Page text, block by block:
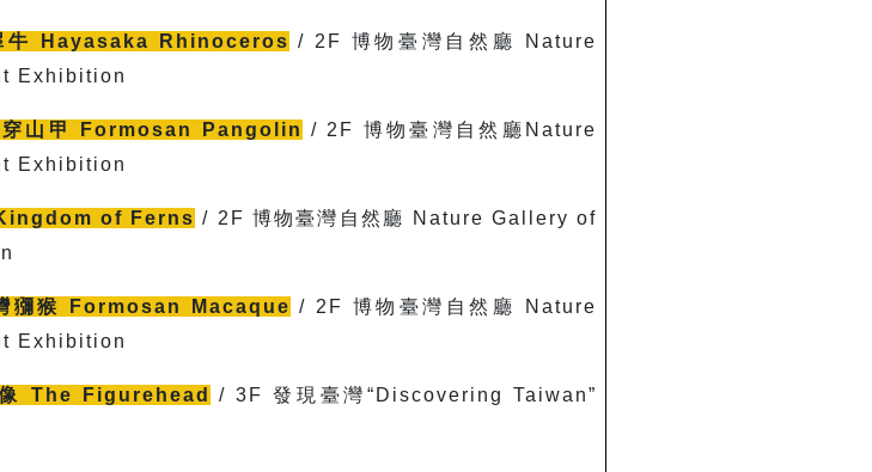
牛 Hayasaka Rhinoceros / 2F 博物臺灣自然廳 Nature
Exhibition
山甲 Formosan Pangolin / 2F 博物臺灣自然廳Nature
Exhibition
of Ferns / 2F 博物臺灣自然廳 Nature Gallery of
獼猴 Formosan Macaque / 2F 博物臺灣自然廳 Nature
Exhibition
The Figurehead / 3F發現臺灣“Discovering Taiwan”